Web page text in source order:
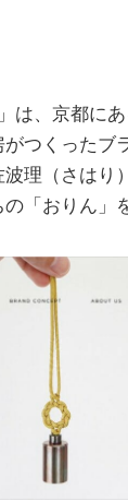
」は、京都に
つくったブ
理（さはり
「おりん」